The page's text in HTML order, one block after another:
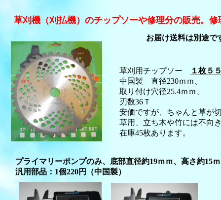
草刈機（刈払機）のチップソーや修理分の販売。
草刈用チップソー
１枚５
中国製 直径230ｍｍ、
取り付け穴径25.4ｍｍ、
刃数36Ｔ
安価ですが、ちゃんと草が
草用、立ち木や竹には不向
在庫45枚あります。
お届け送料は別途で
プライマリーポンプのみ、底部直径約19ｍｍ、高さ約15
汎用部品：1個220円（中国製）